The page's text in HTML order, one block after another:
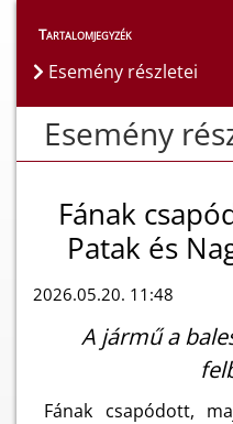
Esemény részletei
Tartalomjegyzék
Esemény részletei
Esemény
Fának
Patak és
2026.05.20. 11:48
A jármű a
Fának csapódott,